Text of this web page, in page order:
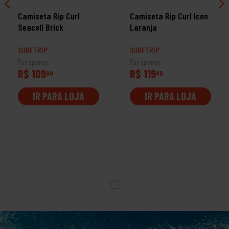
Camiseta Rip Curl
Seacell Brick
SURFTRIP
Por apenas
R$ 10999
IR PARA LOJA
Camiseta Rip Curl Icon
Laranja
SURFTRIP
Por apenas
R$ 11999
IR PARA LOJA